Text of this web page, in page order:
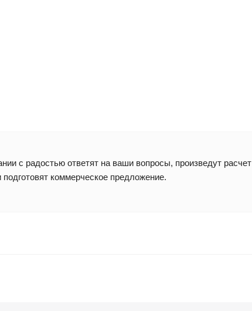
с радостью ответят на ваши вопросы, произведут расчет
подготовят коммерческое предложение.